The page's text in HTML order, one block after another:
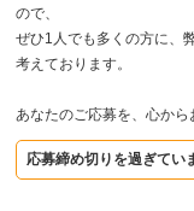
ので、
ぜひ1人でも多くの方に、
考えております。
あなたのご応募を、心から
応募締め切りを過ぎてい